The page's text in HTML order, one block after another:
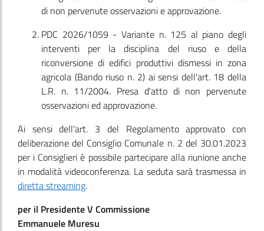
di non pervenute osservazioni e approvazione.
PDC 2026/1059 - Variante n. 125 al piano degli
interventi per la disciplina del riuso e della
riconversione di edifici produttivi dismessi in zona
agricola (Bando riuso n. 2) ai sensi dell'art. 18 della
L.R. n. 11/2004. Presa d'atto di non pervenute
osservazioni ed approvazione.
Ai sensi dell'art. 3 del Regolamento approvato con
deliberazione del Consiglio Comunale n. 2 del 30.01.2023
per i Consiglieri è possibile partecipare alla riunione anche
in modalità videoconferenza. La seduta sarà trasmessa in
diretta streaming.
per il Presidente V Commissione
Emmanuele Muresu